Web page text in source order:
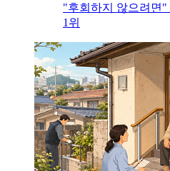
"후회하지 않으려면"
1위